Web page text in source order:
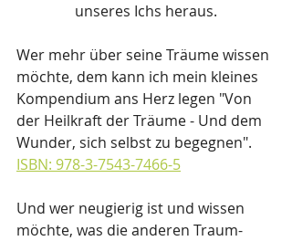
unseres Ichs heraus.
Wer mehr über seine Träume wissen
möchte, dem kann ich mein kleines
Kompendium ans Herz legen "Von
der Heilkraft der Träume - Und dem
Wunder, sich selbst zu begegnen".
ISBN: 978-3-7543-7466-5
Und wer neugierig ist und wissen
möchte, was die anderen Traum-